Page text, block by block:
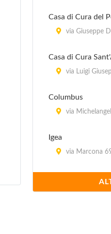
Centro per
Centro per
Casa di Cura del
via Giuseppe
Casa di Cura
via Luigi
Columbus
via
Igea
via Marcona
Istituto Clinico
via Alessandro